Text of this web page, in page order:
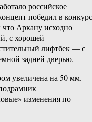
российское
победил в
что Аркану исходно
с хорошей
лифтбек — с
задней дверью.
увеличена на 50 мм.
изменения по